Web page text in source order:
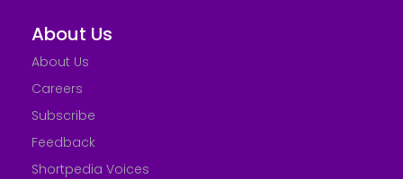
About Us
About Us
Careers
Subscribe
Feedback
Shortpedia Voices